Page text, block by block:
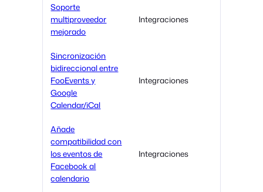
Soporte
multiproveedor
mejorado
Integraciones
Sincronización
bidireccional entre
FooEvents y
Google
Calendar/iCal
Integraciones
Añade
compatibilidad con
los eventos de
Facebook al
calendario
Integraciones